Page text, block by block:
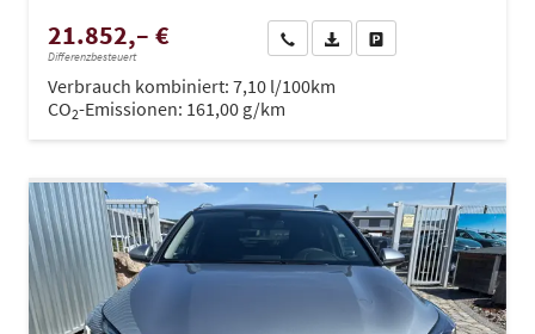
21.852,– €
Differenzbesteuert
Wir rufen Sie anPDF-Datei, Fahrzeugexposé
Verbrauch kombiniert: 7,10 l/100km
CO2-Emissionen: 161,00 g/km